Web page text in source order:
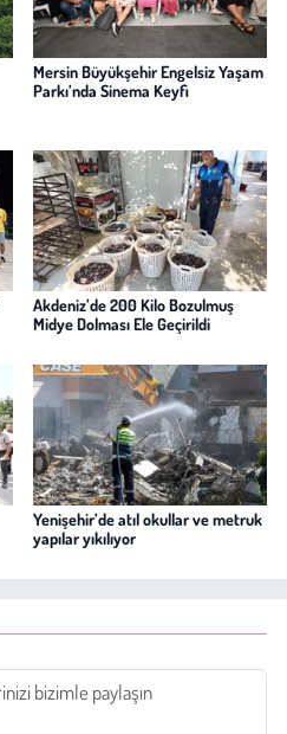
Mersin Büyükşehir Engelsiz Yaşam
Parkı’nda Sinema Keyfi
Akdeniz’de 200 Kilo Bozulmuş
Midye Dolması Ele Geçirildi
Yenişehir’de atıl okullar ve metruk
yapılar yıkılıyor